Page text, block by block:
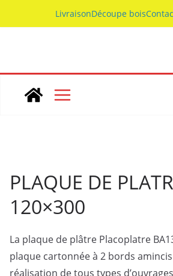
to
LivraisonDécoupe bois
PLAQUE DE
120×300
La plaque de plâtre Placoplatre
plaque cartonnée à 2 bords
réalisation de tous types